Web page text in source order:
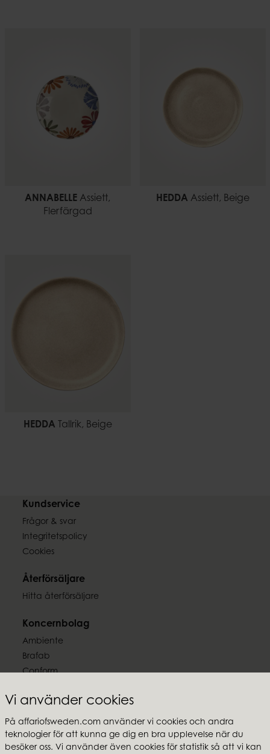
Vi använder cookies
På affariofsweden.com använder vi cookies och andra
teknologier för att kunna ge dig en bra upplevelse när du
besöker oss. Vi använder även cookies för statistik så att vi kan
ANNABELLE Assiett,
Flerfärgad
HEDDA Assiett, Beige
HEDDA Tallrik, Beige
Kundservice
Frågor & svar
Integritetspolicy
Cookies
Återförsäljare
Hitta återförsäljare
Koncernbolag
Ambiente
Brafab
Conform
MTI
Följ oss